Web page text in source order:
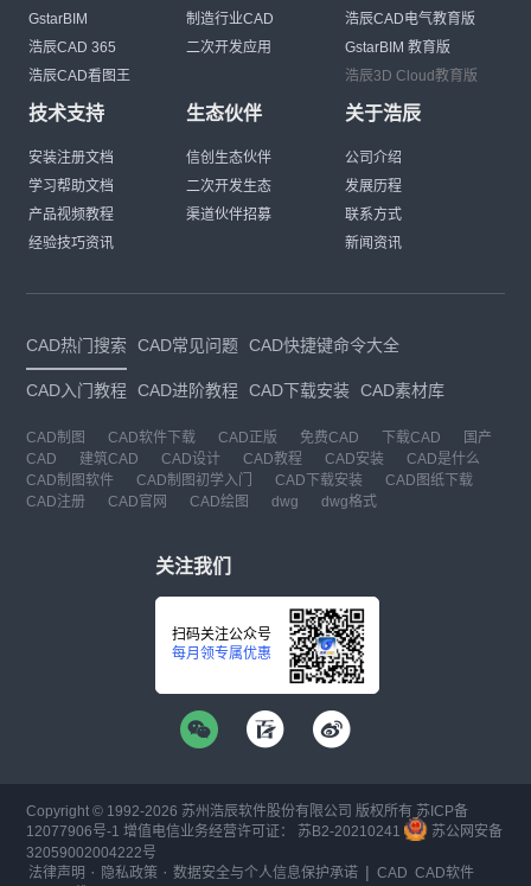
GstarBIM
浩辰CAD 365
浩辰CAD看图王
制造行业CAD
二次开发应用
浩辰CAD电气教育版
GstarBIM 教育版
浩辰3D Cloud教育版
技术支持
安装注册文档
学习帮助文档
产品视频教程
经验技巧资讯
生态伙伴
信创生态伙伴
二次开发生态
渠道伙伴招募
关于浩辰
公司介绍
发展历程
联系方式
新闻资讯
CAD热门搜索 CAD常见问题 CAD快捷键命令大全
CAD入门教程 CAD进阶教程 CAD下载安装 CAD素材库
CAD制图 CAD软件下载 CAD正版 免费CAD 下载CAD
国产
CAD
建筑CAD CAD设计 CAD教程 CAD安装
CAD是什么
CAD制图软件
CAD制图初学入门 CAD下载安装
CAD图纸下载
CAD注册
CAD官网 CAD绘图 dwg dwg格式
关注我们
扫码关注公众号
每月领专属优惠
Copyright © 1992-2026 苏州浩辰软件股份有限公司 版权所有 苏ICP备
12077906号-1 增值电信业务经营许可证： 苏B2-20210241
苏公网安备
32059002004222号
法律声明 · 隐私政策 ·数据安全与个人信息保护承诺 | CAD CAD软件